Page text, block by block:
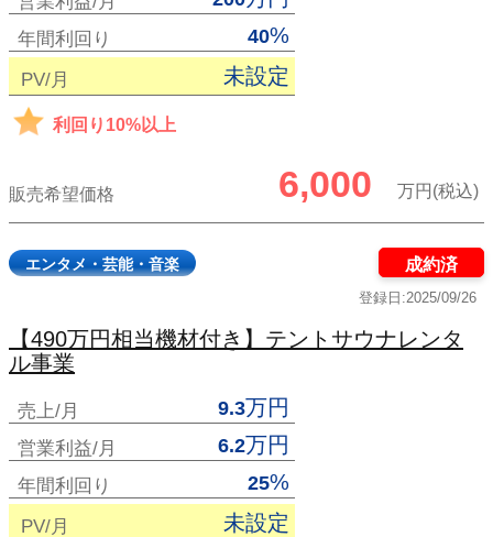
年間利回り 40%
PV/月 未設定
利回り10%以上
販売希望価格 6,000 万円(税込)
エンタメ・芸能・音楽
登録日:2025/09/26
成約済
【490万円相当機材付き】テントサウナレンタ
ル事業
売上/月 9.3万円
営業利益/月 6.2万円
年間利回り 25%
PV/月 未設定